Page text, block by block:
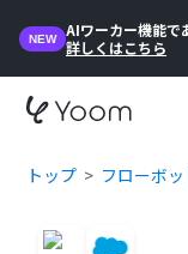
NEW
AIワーカー機能で
詳しくはこちら
トップ フローボ